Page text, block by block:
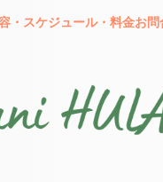
・スケジュール・料金お問